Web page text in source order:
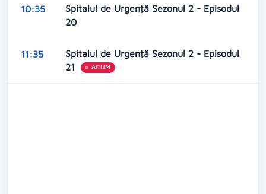
10:35
Spitalul de Urgenţă Sezonul 2 - Episodul
20
11:35
Spitalul de Urgenţă Sezonul 2 - Episodul
21
ACUM